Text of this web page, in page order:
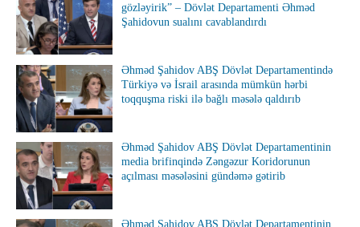
gözləyirik” – Dövlət Departamenti Əhməd
Şahidovun sualını cavablandırdı
Əhməd Şahidov ABŞ Dövlət Departamentində
Türkiyə və İsrail arasında mümkün hərbi
toqquşma riski ilə bağlı məsələ qaldırıb
Əhməd Şahidov ABŞ Dövlət Departamentinin
media brifinqində Zəngəzur Koridorunun
açılması məsələsini gündəmə gətirib
Əhməd Şahidov ABŞ Dövlət Departamentinin